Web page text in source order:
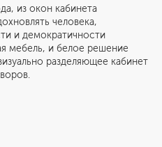
из окон кабинета
человека,
и демократичности
мебель, и белое решение
разделяющее кабинет